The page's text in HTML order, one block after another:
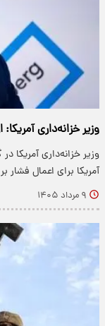
وزیر خزانه‌داری
وزیر خزانه‌داری
آمریکا برای اعمال فشار
۹ مرداد ۱۴۰۵